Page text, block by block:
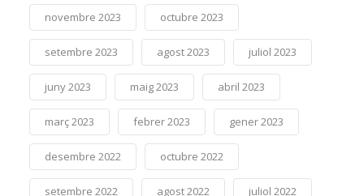
novembre 2023 octubre 2023
setembre 2023 agost 2023 juliol 2023
juny 2023 maig 2023 abril 2023
març 2023 febrer 2023 gener 2023
desembre 2022 octubre 2022
setembre 2022 agost 2022 juliol 2022